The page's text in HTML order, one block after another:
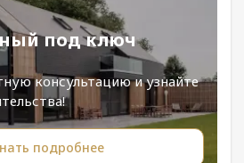
под ключ
консультацию и узнайте
подробнее